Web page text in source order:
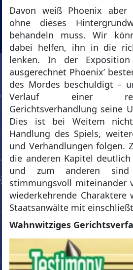
Davon weiß Phoenix
ohne dieses
behandeln muss. Wir
dabei helfen, ihn in die
lenken. In der
ausgerechnet Phoenix’
des Mordes beschuldigt –
Verlauf einer
Gerichtsverhandlung seine
Dies ist bei Weitem
Handlung des Spiels,
und Verhandlungen folgen.
die anderen Kapitel
und zum anderen
stimmungsvoll miteinander
wiederkehrende Charaktere
Staatsanwälte mit
Wahnwitziges